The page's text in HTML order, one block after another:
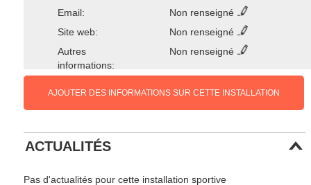
Email:
Non renseigné
Site web:
Non renseigné
Autres
informations:
Non renseigné
AJOUTER DES INFORMATIONS SUR CETTE INSTALLATION
ACTUALITÉS
Pas d'actualités pour cette installation sportive